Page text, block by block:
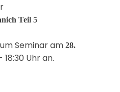
Teil 5
Seminar am 28.
18:30 Uhr an.